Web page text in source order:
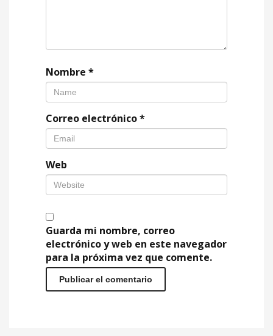
Nombre *
Correo electrónico*
Web
Guarda mi nombre, correo
electrónico y web en este navegador
para la próxima vez que comente.